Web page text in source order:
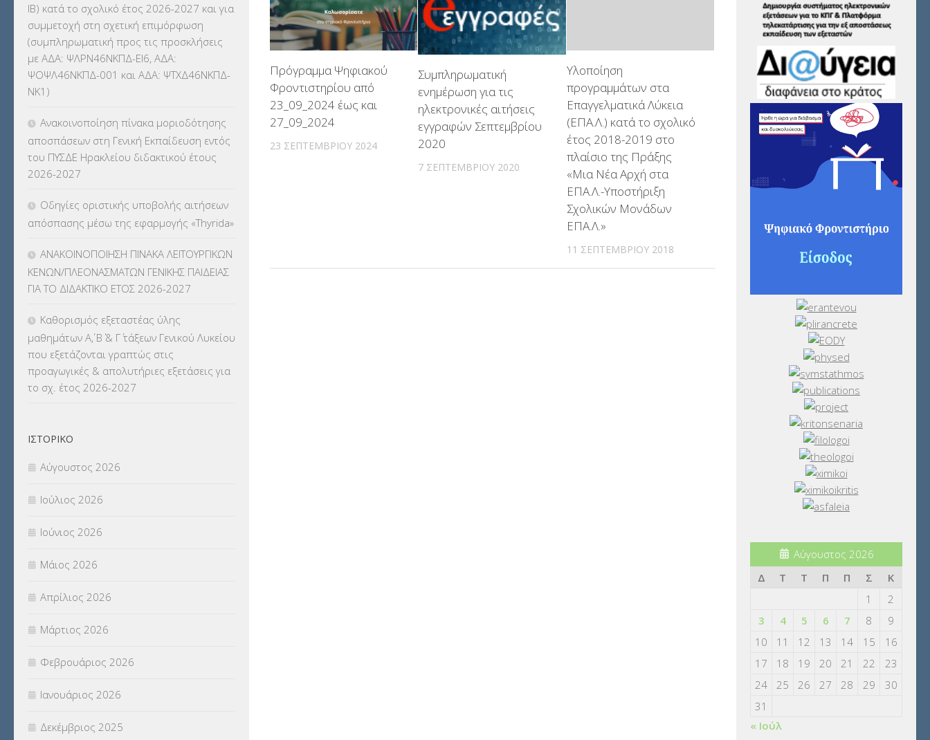
Πρόγραμμα Ψηφιακού
Φροντιστηρίου από
23_09_2024 έως και
27_09_2024
23 ΣΕΠΤΕΜΒΡΊΟΥ 2024
Συμπληρωματική
ενημέρωση για τις
ηλεκτρονικές αιτήσεις
εγγραφών Σεπτεμβρίου
2020
7 ΣΕΠΤΕΜΒΡΊΟΥ 2020
Υλοποίηση
προγραμμάτων στα
Επαγγελματικά Λύκεια
(ΕΠΑ.Λ.) κατά το σχολικό
έτος 2018-2019 στο
πλαίσιο της Πράξης
«Μια Νέα Αρχή στα
ΕΠΑ.Λ.-Υποστήριξη
Σχολικών Μονάδων
ΕΠΑ.Λ.»
11 ΣΕΠΤΕΜΒΡΊΟΥ 2018
ΕΥΡΩΠΑΪΚΑ ΠΡΟΓΡΑΜΜΑΤΑ(230)
ΚΕΣΥ(60)
ΚΕΣΥΠ(109)
ΓΛΩΣΣΟΜΑΘΕΙΑΣ(135)
ΚΠπ- ΚΡΑΤΙΚΟ ΠΙΣΤΟΠΟΙΗΤΙΚΟ
ΠΛΗΡΟΦΟΡΙΚΗΣ
ΛΟΙΠΑ(309)
ΜΕΤΑΘΕΣΕΙΣ-ΤΟΠΟΘΕΤΗΣΕΙΣ
ΒΕΛΤΙΩΣΕΙΣ(319)
ΜΕΤΑΤΑΞΕΙΣ(87)
ΜΕΤΑΦΟΡΑ ΜΑΘΗΤΩΝ(3)
ΝΟΜΟΘΕΣΙΑ(66)
(18)
ΣΥΝΤΑΞΕΙΣ(12)
ΣΧΟΛΙΚΟΙ ΣΥΜΒΟΥΛΟΙ
IB) κατά το σχολικό έτος 2026-2027 και για
συμμετοχή στη σχετική επιμόρφωση
(συμπληρωματική προς τις προσκλήσεις
με ΑΔΑ: ΨΛΡΝ46ΝΚΠΔ-ΕΙ6, ΑΔΑ:
ΨΟΨΛ46ΝΚΠΔ-001 και ΑΔΑ: ΨΤΧΔ46ΝΚΠΔ-
ΝΚ1)
Ανακοινοποίηση πίνακα μοριοδότησης
αποσπάσεων στη Γενική Εκπαίδευση εντός
του ΠΥΣΔΕ Ηρακλείου διδακτικού έτους
2026-2027
Οδηγίες οριστικής υποβολής αιτήσεων
απόσπασης μέσω της εφαρμογής «Thyrida»
ΑΝΑΚΟΙΝΟΠΟΙΗΣΗ ΠΙΝΑΚΑ ΛΕΙΤΟΥΡΓΙΚΩΝ
ΚΕΝΩΝ/ΠΛΕΟΝΑΣΜΑΤΩΝ ΓΕΝΙΚΗΣ ΠΑΙΔΕΙΑΣ
ΓΙΑ ΤΟ ΔΙΔΑΚΤΙΚΟ ΕΤΟΣ 2026-2027
Καθορισμός εξεταστέας ύλης
μαθημάτων Α΄, Β΄ & Γ΄ τάξεων Γενικού Λυκείου
που εξετάζονται γραπτώς στις
προαγωγικές & απολυτήριες εξετάσεις για
το σχ. έτος 2026-2027
ΙΣΤΟΡΙΚΌ
Αύγουστος 2026
Ιούλιος 2026
Ιούνιος 2026
Μάιος 2026
Απρίλιος 2026
Μάρτιος 2026
Φεβρουάριος 2026
Ιανουάριος 2026
Δεκέμβριος 2025
Αύγουστος 2026
Δ
Τ Τ Π Π Σ
Κ
1
2
3
4 5 6 7 8
9
10
11 12 13 14 15
16
17
18 19 20 21 22
23
24
25 26 27 28 29
30
31
« Ιούλ